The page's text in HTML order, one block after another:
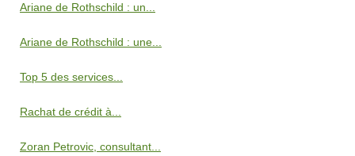
Ariane de Rothschild : un...
Ariane de Rothschild : une...
Top 5 des services...
Rachat de crédit à...
Zoran Petrovic, consultant...